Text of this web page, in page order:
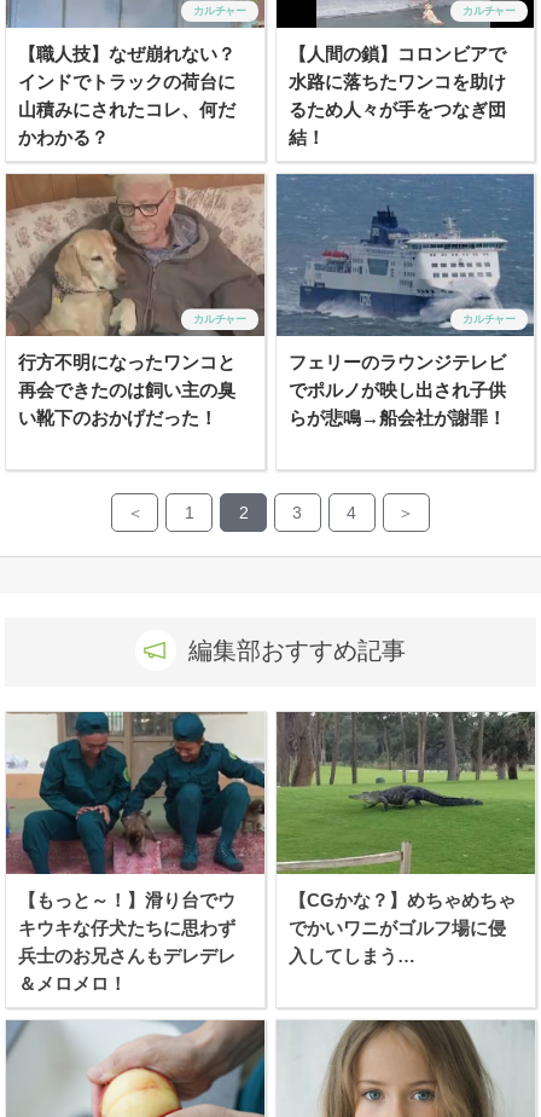
【職人技】なぜ崩れない？
インドでトラックの荷台に
山積みにされたコレ、何だ
かわかる？
カルチャー
【人間の鎖】コロンビアで
水路に落ちたワンコを助け
るため人々が手をつなぎ団
結！
カルチャー
行方不明になったワンコと
再会できたのは飼い主の臭
い靴下のおかげだった！
カルチャー
フェリーのラウンジテレビ
でポルノが映し出され子供
らが悲鳴→船会社が謝罪！
カルチャー
＜ 1 2 3 4 ＞
編集部おすすめ記事
【もっと～！】滑り台でウ
キウキな仔犬たちに思わず
兵士のお兄さんもデレデレ
＆メロメロ！
【CGかな？】めちゃめちゃ
でかいワニがゴルフ場に侵
入してしまう…